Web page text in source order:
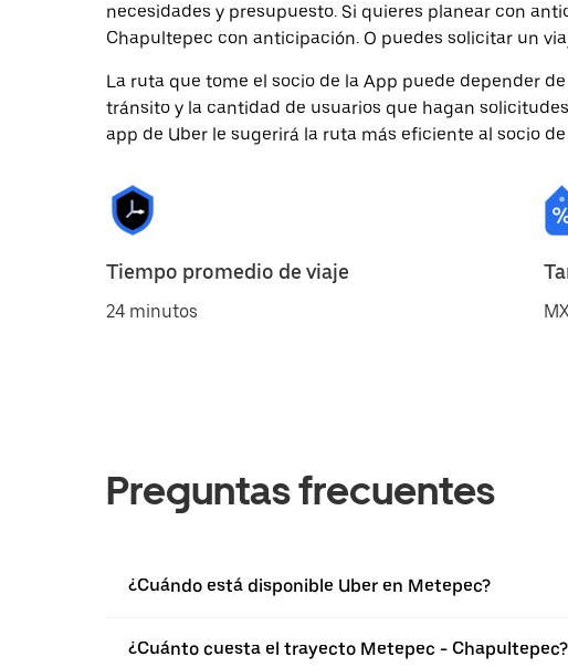
necesidades y presupuesto. Si quieres planear con
Chapultepec con anticipación. O puedes solicitar un
La ruta que tome el socio de la App puede depender
tránsito y la cantidad de usuarios que hagan
app de Uber le sugerirá la ruta más eficiente al socio
Tiempo promedio de viaje
24 minutos
Preguntas frecuentes
¿Cuándo está disponible Uber en Metepec?
¿Cuánto cuesta el trayecto Metepec - Chapultepec?